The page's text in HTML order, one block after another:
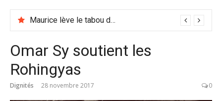
L'info
sociale,
solidaire
engagée
relayer ce qui fait avancer le monde
Maurice lève le tabou du viol conjugal
Omar Sy soutient les
Rohingyas
Dignités 28 novembre 2017 0